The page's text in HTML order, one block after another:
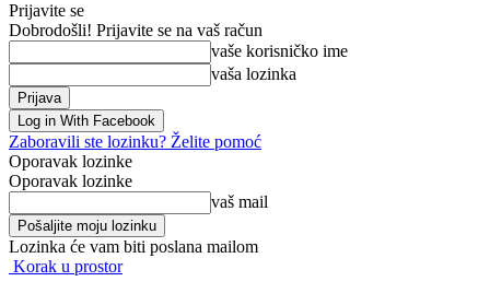
Prijavite se
Dobrodošli! Prijavite se na vaš račun
vaše korisničko ime
vaša lozinka
Log in With Facebook
Zaboravili ste lozinku? Želite pomoć
Oporavak lozinke
Oporavak lozinke
vaš mail
Lozinka će vam biti poslana mailom
Korak u prostor